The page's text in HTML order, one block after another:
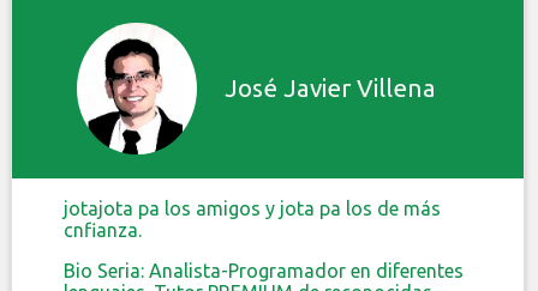
José Javier Villena
jotajota pa los amigos y jota pa los de más
cnfianza.
Bio Seria: Analista-Programador en diferentes